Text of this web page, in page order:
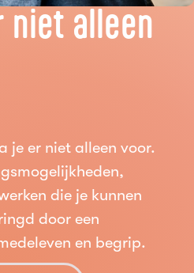
niet alleen
je er niet alleen voor.
die je kunnen
door een
en begrip.